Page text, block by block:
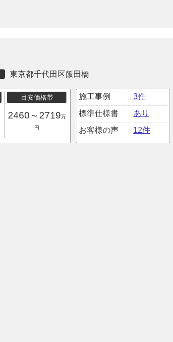
東京都千代田区飯田橋
目安価格帯
2460～2719万
円
施工事例
3件
標準仕様書
あり
お客様の声
12件